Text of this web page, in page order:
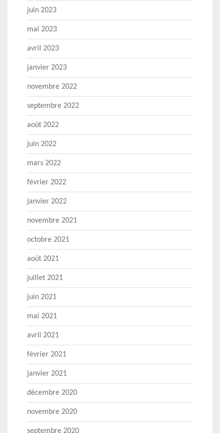
juin 2023
mai 2023
avril 2023
janvier 2023
novembre 2022
septembre 2022
août 2022
juin 2022
mars 2022
février 2022
janvier 2022
novembre 2021
octobre 2021
août 2021
juillet 2021
juin 2021
mai 2021
avril 2021
février 2021
janvier 2021
décembre 2020
novembre 2020
septembre 2020